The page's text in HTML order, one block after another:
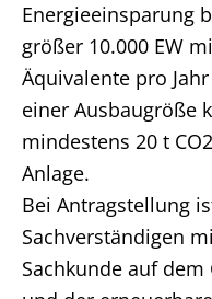
Energieeinsparung
größer 10.000 EW
Äquivalente pro
einer Ausbaugröße
mindestens 20 t
Anlage.
Bei Antragstellung
Sachverständigen
Sachkunde auf